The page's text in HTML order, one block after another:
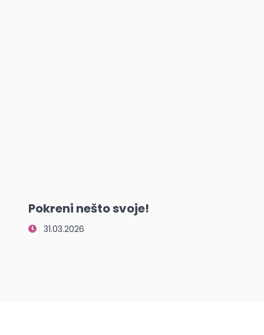
Pokreni nešto svoje!
31.03.2026